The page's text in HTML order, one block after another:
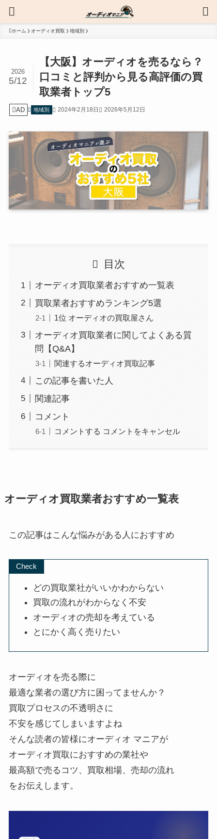
ホーム オーディオ買取 地域別
【大阪】オーディオを売るなら？
口コミと評判から見る高評価の買
取業者トップ5
2026
5/12
AD 地域別 2024年2月18日 2026年5月12日
目次
オーディオ買取業者おすすめ一覧表
買取業者おすすめランキング5選
1位 オーディオの買取屋さん
オーディオ買取業者に関してよくある質
問【Q&A】
関連するオーディオ買取記事
この記事を書いた人
関連記事
コメント
コメントする コメントをキャンセル
オーディオ買取業者おすすめ一覧表
この記事はこんな悩みがある人におすすめ
Check
どの買取業社がいいかわからない
買取の流れがわからなく不安
オーディオの売却を考えている
とにかく高く売りたい
オーディオを売る際に
最適な業者の選び方に困ってませんか？
買取プロセスの不透明さに
不安を感じてしまいますよね
そんな読者の皆様にオーディオ マニアが
オーディオ買取におすすめの業社や
最高額で売るコツ、買取相場、売却の流れ
をお伝えします。